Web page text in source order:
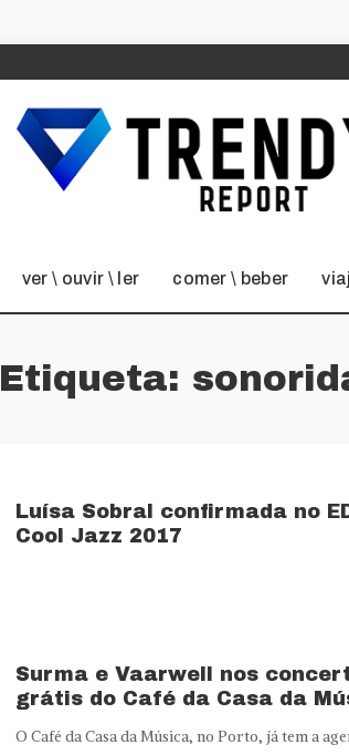
ver \ ouvir \ ler comer \ beber
Etiqueta:
Luísa Sobral confirmada no
Cool Jazz 2017
Surma e Vaarwell nos
grátis do Café da Casa da
O Café da Casa da Música, no Porto, já tem a